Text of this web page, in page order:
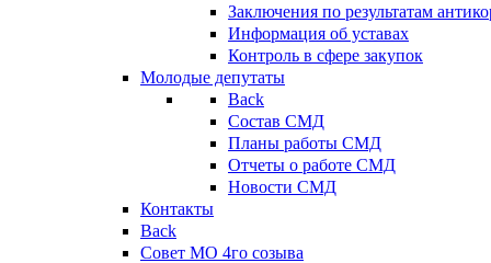
Заключения по результатам
Информация об уставах
Контроль в сфере закупок
Молодые депутаты
Back
Состав СМД
Планы работы СМД
Отчеты о работе СМД
Новости СМД
Контакты
Back
Совет МО 4го созыва